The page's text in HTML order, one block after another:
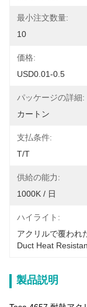
最小注文数量:
10
価格:
USD0.01-0.5
パッケージの詳細:
カートン
支払条件:
T/T
供給の能力:
1000K / 日
ハイライト:
アクリルで覆われ
Duct Heat
製品説明